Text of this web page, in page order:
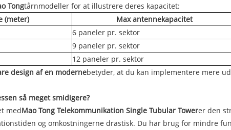
Tongtårnmodeller for at illustrere deres kapacitet:
(meter) Max antennekapacitet
6 paneler pr. sektor
9 paneler pr. sektor
12 paneler pr. sektor
design af en modernebetyder, at du kan implementere mere
så meget smidigere?
medMao Tong Telekommunikation Single Tubular Towerer den
og omkostningerne drastisk. Du har brug for mindre